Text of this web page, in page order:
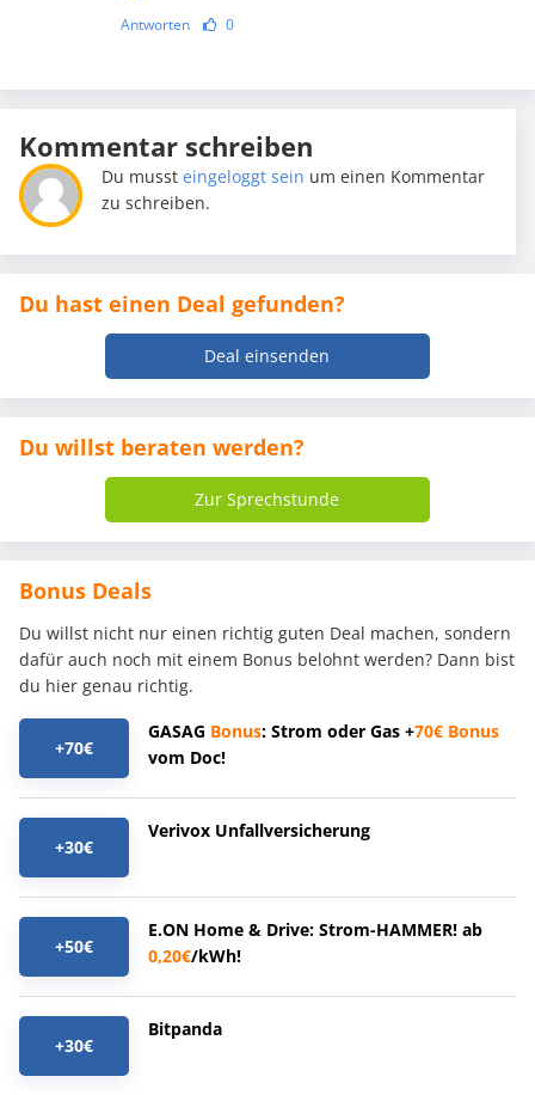
Antworten 0
Kommentar schreiben
Du mussteingeloggt sein um einen Kommentar
zu schreiben.
Du hast einen Deal gefunden?
Deal einsenden
Du willst beraten werden?
Zur Sprechstunde
Bonus Deals
Du willst nicht nur einen richtig guten Deal machen, sondern
dafür auch noch mit einem Bonus belohnt werden? Dann bist
du hier genau richtig.
+70€
GASAG Bonus: Strom oder Gas +70€ Bonus
vom Doc!
+30€
Verivox Unfallversicherung
+50€
E.ON Home & Drive: Strom-HAMMER! ab
0,20€/kWh!
+30€
Bitpanda